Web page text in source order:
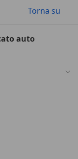
Torna su
auto